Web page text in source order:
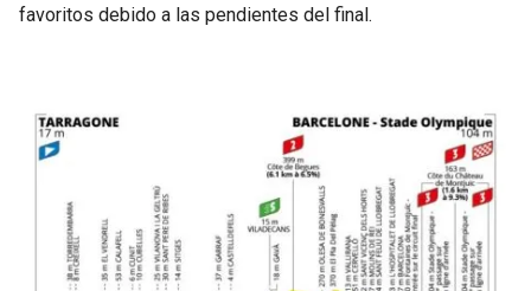
favoritos debido a las pendientes del final.